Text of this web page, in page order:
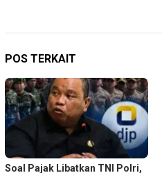
POS TERKAIT
Soal Pajak Libatkan TNI Polri,